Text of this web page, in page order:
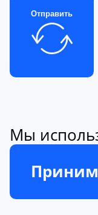
Отправить
Мы